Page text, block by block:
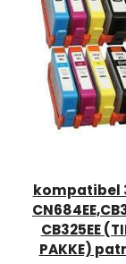
kompatibel
CB325EE
PAKKE)